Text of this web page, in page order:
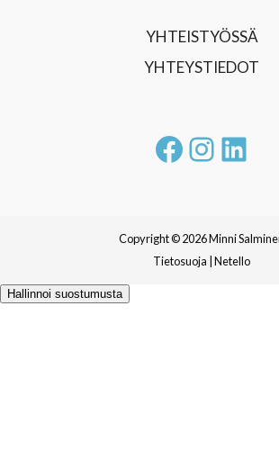
YHTEISTYÖSSÄ
YHTEYSTIEDOT
Facebook
Copyright © 2026 Minni
Tietosuoja Netello
Hallinnoi suostumusta